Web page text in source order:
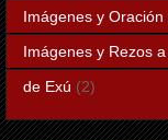
Imágenes y
Imágenes y Rezos
de Exú (2)